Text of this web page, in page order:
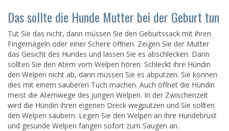
Das sollte die Hunde Mutter bei der Geburt tun
Tut Sie das nicht, dann müssen Sie den Geburtssack mit ihren
Fingernägeln oder einer Schere öffnen. Zeigen Sie der Mutter
das Gesicht des Hundes und lassen Sie es abschlecken. Dann
sollten Sie den Atem vom Welpen hören. Schleckt ihre Hündin
den Welpen nicht ab, dann müssen Sie es abputzen. Sie können
dies mit einem sauberen Tuch machen. Auch öffnet die Hündin
meist die Atemwege des jungen Welpen. In der Zwischenzeit
wird die Hündin ihren eigenen Dreck wegputzen und Sie sollten
den Welpen säubern. Legen Sie den Welpen an ihre Hundebrust
und gesunde Welpen fangen sofort zum Saugen an.